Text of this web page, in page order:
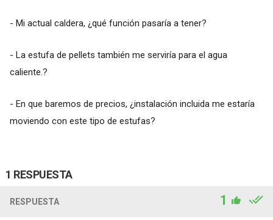
- Mi actual caldera, ¿qué función pasaría a tener?
- La estufa de pellets también me serviría para el agua
caliente.?
- En que baremos de precios, ¿instalación incluida me estaría
moviendo con este tipo de estufas?
1 RESPUESTA
RESPUESTA 1